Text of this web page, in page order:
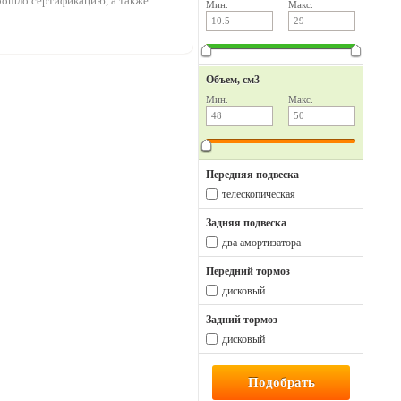
Мин. Макс.
Объем, см3
Мин. Макс.
Передняя подвеска
телескопическая
Задняя подвеска
два амортизатора
Передний тормоз
дисковый
Задний тормоз
дисковый